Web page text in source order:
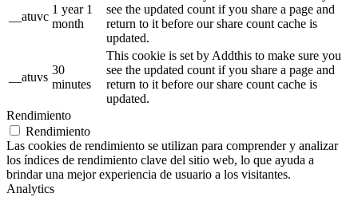
__atuvc
1 year 1
month
see the updated count if you share a page and
return to it before our share count cache is
updated.
__atuvs
30
minutes
This cookie is set by Addthis to make sure you
see the updated count if you share a page and
return to it before our share count cache is
updated.
Rendimiento
Rendimiento
Las cookies de rendimiento se utilizan para comprender y analizar
los índices de rendimiento clave del sitio web, lo que ayuda a
brindar una mejor experiencia de usuario a los visitantes.
Analytics